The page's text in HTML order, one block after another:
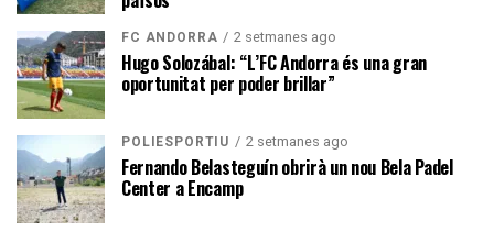
FC ANDORRA 2 setmanes ago
Hugo Solozábal: “L’FC Andorra és una gran
oportunitat per poder brillar”
POLIESPORTIU 2 setmanes ago
Fernando Belasteguín obrirà un nou Bela Padel
Center a Encamp